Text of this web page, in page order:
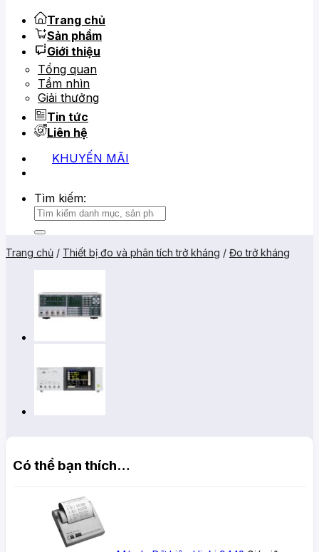
Trang chủ
Sản phẩm
Giới thiệu
Tổng quan
Tầm nhìn
Giải thưởng
Tin tức
Liên hệ
KHUYẾN MÃI
Tìm kiếm:
Trang chủ / Thiết bị đo và phân tích trở kháng / Đo trở kháng
Có thể bạn thích…